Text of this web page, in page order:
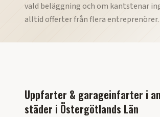
vald beläggning och om kantstenar
alltid offerter från flera entreprenörer.
Uppfarter & garageinfarter i
städer i Östergötlands Län